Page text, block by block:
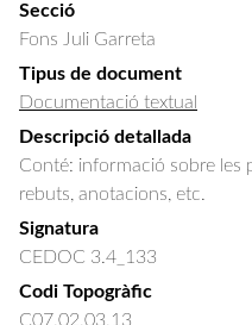
Secció
Fons Juli Garreta
Tipus de document
Documentació textual
Descripció detallada
Conté: informació sobre les
rebuts, anotacions, etc.
Signatura
CEDOC 3.4_133
Codi Topogràfic
C07.02.03.13